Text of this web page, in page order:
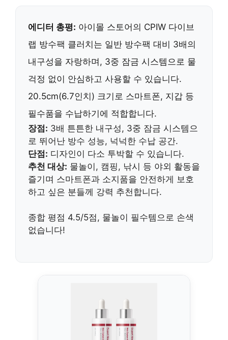
에디터 총평: 아이몰 스토어의 CPIW 다이브
랩 방수팩 클러치는 일반 방수팩 대비 3배의
내구성을 자랑하며, 3중 잠금 시스템으로 물
걱정 없이 안심하고 사용할 수 있습니다.
20.5cm(6.7인치) 크기로 스마트폰, 지갑 등
필수품을 수납하기에 적합합니다.
장점: 3배 튼튼한 내구성, 3중 잠금 시스템으
로 뛰어난 방수 성능, 넉넉한 수납 공간.
단점: 디자인이 다소 투박할 수 있습니다.
추천 대상: 물놀이, 캠핑, 낚시 등 야외 활동을
즐기며 스마트폰과 소지품을 안전하게 보호
하고 싶은 분들께 강력 추천합니다.
종합 평점 4.5/5점, 물놀이 필수템으로 손색
없습니다!